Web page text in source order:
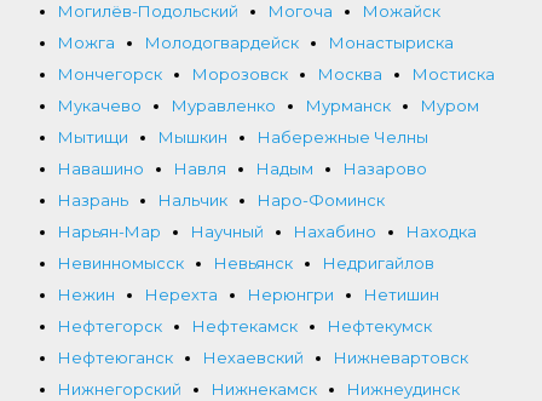
Могилёв-Подольский
Могоча
Можайск
Можга
Молодогвардейск
Монастыриска
Мончегорск
Морозовск Москва
Мостиска
Мукачево
Муравленко Мурманск
Муром
Мытищи
Мышкин
Набережные Челны
Навашино
Навля Надым
Назарово
Назрань
Нальчик
Наро-Фоминск
Нарьян-Мар
Научный Нахабино
Находка
Невинномысск
Невьянск
Недригайлов
Нежин
Нерехта Нерюнгри
Нетишин
Нефтегорск
Нефтекамск
Нефтекумск
Нефтеюганск
Нехаевский
Нижневартовск
Нижнегорский
Нижнекамск
Нижнеудинск